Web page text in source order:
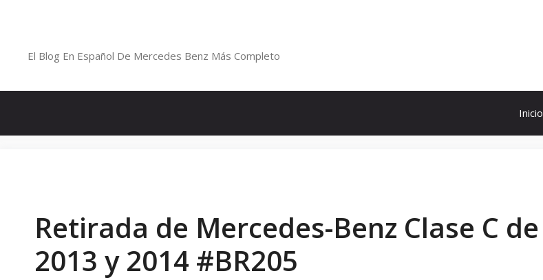
El Blog En Español De Mercedes Benz Más Completo
Inicio
Retirada de Mercedes-Benz Clase C de
2013 y 2014 #BR205